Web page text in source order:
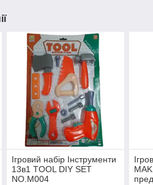
Ігровий набір Інструменти
13в1 TOOL DIY SET
NO.M004